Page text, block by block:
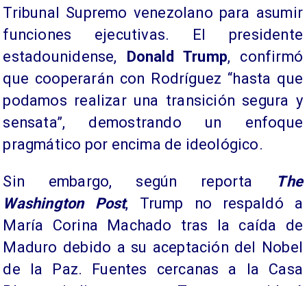
Tribunal Supremo venezolano para asumir
funciones ejecutivas. El presidente
estadounidense, Donald Trump, confirmó
que cooperarán con Rodríguez “hasta que
podamos realizar una transición segura y
sensata”, demostrando un enfoque
pragmático por encima de ideológico.
Sin embargo, según reporta
The
Washington Post, Trump no respaldó a
María Corina Machado tras la caída de
Maduro debido a su aceptación del Nobel
de la Paz. Fuentes cercanas a la Casa